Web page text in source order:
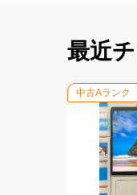
最近
中古Aランク